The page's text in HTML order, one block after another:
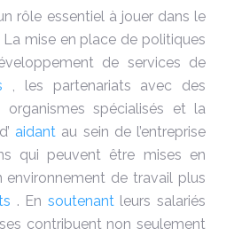
rôle essentiel à jouer dans le
La mise en place de politiques
de services de
, les partenariats avec des
spécialisés et la
aidant au sein de l’entreprise
qui peuvent être mises en
de travail plus
. En soutenant leurs salariés
contribuent non seulement